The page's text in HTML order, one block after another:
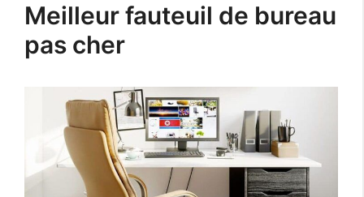
Meilleur fauteuil de bureau
pas cher